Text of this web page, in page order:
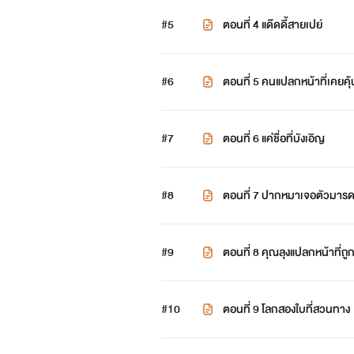
#5 ตอนที่ 4 แด๊ดดี้สายเปย์
#6 ตอนที่ 5 คนแปลกหน้าที่เคยคุ้
#7 ตอนที่ 6 แค่ชื่อที่บังเอิญ
#8 ตอนที่ 7 ปากหมาเจอตัวมาร
#9 ตอนที่ 8 คุณลุงแปลกหน้าที่ถู
#10 ตอนที่ 9 โลกสองใบที่สวนทาง